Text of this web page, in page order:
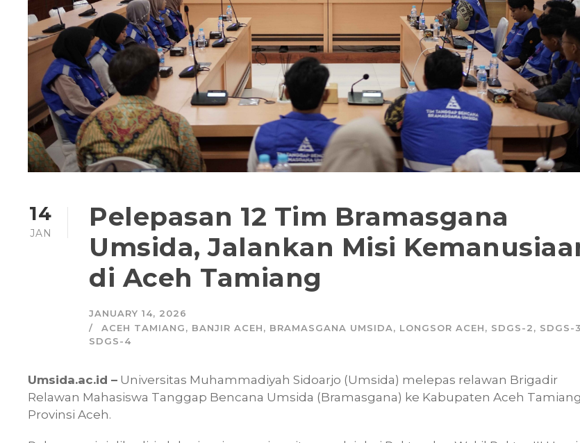
14
JAN
Pelepasan 12 Tim Bramasgana
Umsida, Jalankan Misi
di Aceh Tamiang
JANUARY 14, 2026
ACEH TAMIANG, BANJIR ACEH, BRAMASGANA UMSIDA, LONGSOR ACEH, SDGS-2, SDGS-3
SDGS-4
Umsida.ac.id – Universitas Muhammadiyah Sidoarjo (Umsida) melepas relawan Brigadir
Relawan Mahasiswa Tanggap Bencana Umsida (Bramasgana) ke Kabupaten Aceh
Provinsi Aceh.